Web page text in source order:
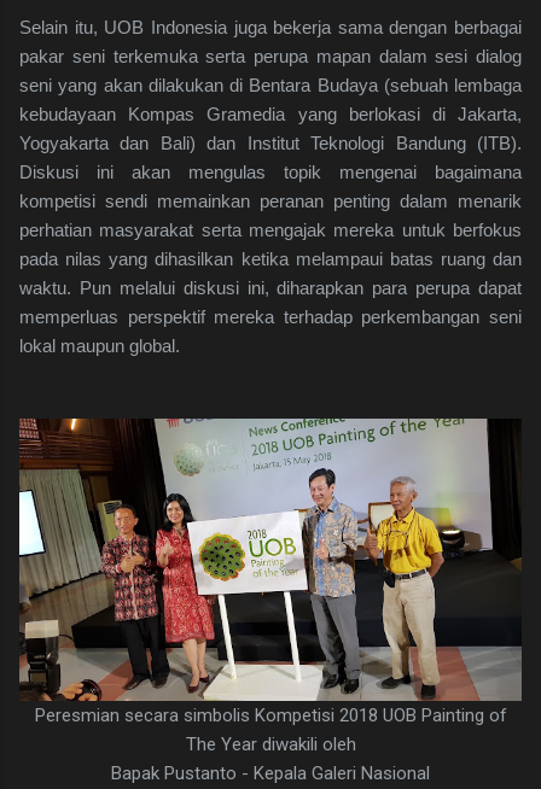
Selain itu, UOB Indonesia juga bekerja sama dengan berbagai
pakar seni terkemuka serta perupa mapan dalam sesi dialog
seni yang akan dilakukan di Bentara Budaya (sebuah lembaga
kebudayaan Kompas Gramedia yang berlokasi di Jakarta,
Yogyakarta dan Bali) dan Institut Teknologi Bandung (ITB).
Diskusi ini akan mengulas topik mengenai bagaimana
kompetisi sendi memainkan peranan penting dalam menarik
perhatian masyarakat serta mengajak mereka untuk berfokus
pada nilas yang dihasilkan ketika melampaui batas ruang dan
waktu. Pun melalui diskusi ini, diharapkan para perupa dapat
memperluas perspektif mereka terhadap perkembangan seni
lokal maupun global.
Peresmian secara simbolis Kompetisi 2018 UOB Painting of
The Year diwakili oleh
Bapak Pustanto - Kepala Galeri Nasional